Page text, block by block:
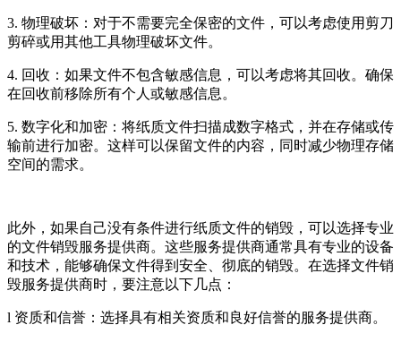
3. 物理破坏：对于不需要完全保密的文件，可以考虑使用剪刀
剪碎或用其他工具物理破坏文件。
4. 回收：如果文件不包含敏感信息，可以考虑将其回收。确保
在回收前移除所有个人或敏感信息。
5. 数字化和加密：将纸质文件扫描成数字格式，并在存储或传
输前进行加密。这样可以保留文件的内容，同时减少物理存储
空间的需求。
此外，如果自己没有条件进行纸质文件的销毁，可以选择专业
的文件销毁服务提供商。这些服务提供商通常具有专业的设备
和技术，能够确保文件得到安全、彻底的销毁。在选择文件销
毁服务提供商时，要注意以下几点：
l 资质和信誉：选择具有相关资质和良好信誉的服务提供商。